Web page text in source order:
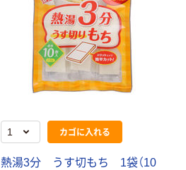
カゴに入れる
熱湯3分 うす切もち 1袋（10